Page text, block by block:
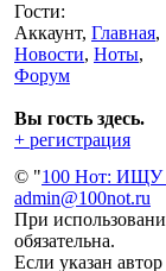
Гости:
Аккаунт, Главная,
Новости, Ноты,
Форум
Вы гость здесь.
+ регистрация
© "100 Нот:
admin@100not.ru
При
обязательна.
Если указан